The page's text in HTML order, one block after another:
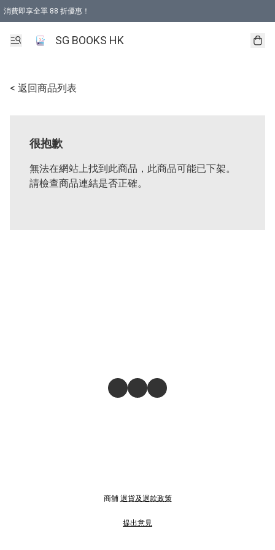
消費即享全單 88 折優惠！
SG BOOKS HK
< 返回商品列表
很抱歉
無法在網站上找到此商品，此商品可能已下架。
請檢查商品連結是否正確。
商舖 退貨及退款政策
提出意見